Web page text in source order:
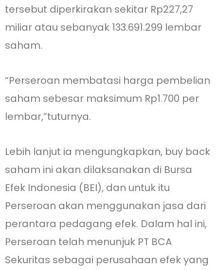
tersebut diperkirakan sekitar Rp227,27
miliar atau sebanyak 133.691.299 lembar
saham.
“Perseroan membatasi harga pembelian
saham sebesar maksimum Rp1.700 per
lembar,”tuturnya.
Lebih lanjut ia mengungkapkan, buy back
saham ini akan dilaksanakan di Bursa
Efek Indonesia (BEI), dan untuk itu
Perseroan akan menggunakan jasa dari
perantara pedagang efek. Dalam hal ini,
Perseroan telah menunjuk PT BCA
Sekuritas sebagai perusahaan efek yang